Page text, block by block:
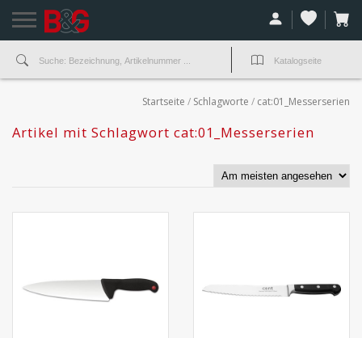
Startseite / Schlagworte / cat:01_Messerserien
Artikel mit Schlagwort cat:01_Messerserien